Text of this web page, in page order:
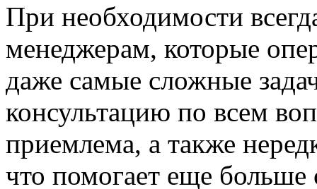
При необходимости
менеджерам, которые
даже самые сложные
консультацию по всем
приемлема, а также
что помогает еще больше